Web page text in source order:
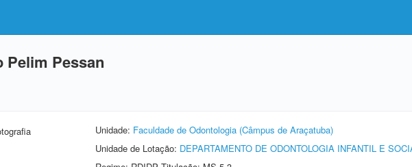
Pelim Pessan
Unidade: Faculdade de Odontologia (Câmpus de Araçatuba)
Unidade de Lotação: DEPARTAMENTO DE ODONTOLOGIA INFANTIL E